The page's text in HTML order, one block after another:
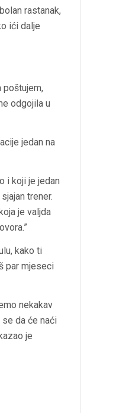
rastanak,
ići dalje
poštujem,
odgojila u
jedan na
i koji je jedan
trener.
je valjda
kako ti
par mjeseci
nekakav
da će naći
je